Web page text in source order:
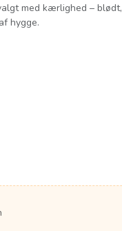
med kærlighed – blødt,
hygge.